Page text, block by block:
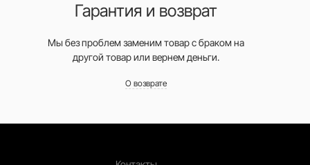
от шопинга.
Гарантия и возврат
Мы без проблем заменим товар с браком на
другой товар или вернем деньги.
О возврате